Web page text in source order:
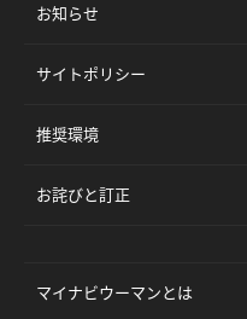
お知らせ
サイトポリシー
推奨環境
お詫びと訂正
マイナビウーマンとは